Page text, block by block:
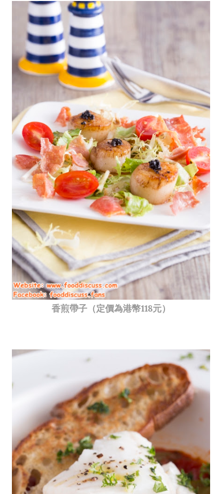
香煎帶子（定價為港幣118元）